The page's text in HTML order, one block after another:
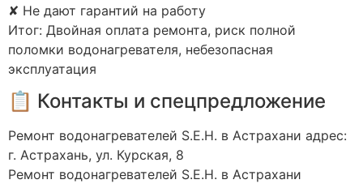
✘ Не дают гарантий на работу
Итог: Двойная оплата ремонта, риск полной
поломки водонагревателя, небезопасная
эксплуатация
📋 Контакты и спецпредложение
Ремонт водонагревателей S.E.H. в Астрахани адрес:
г. Астрахань, ул. Курская, 8
Ремонт водонагревателей S.E.H. в Астрахани